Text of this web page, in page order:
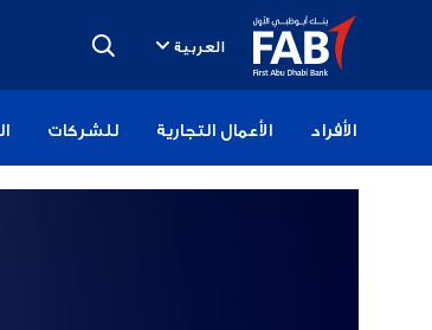
العربية
الأفراد الأعمال التجارية للشركات